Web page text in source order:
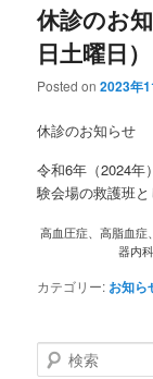
休診のお
日土曜日）
Posted on2023年
休診のお知らせ
令和6年（2024年
験会場の救護班と
高血圧症、高脂血症
器内
カテゴリー: お知ら
検索